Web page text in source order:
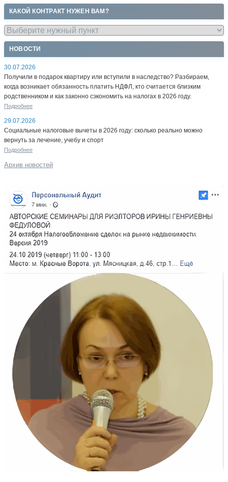
КАКОЙ КОНТРАКТ НУЖЕН ВАМ?
НОВОСТИ
30.07.2026
Получили в подарок квартиру или вступили в наследство? Разбираем,
когда возникает обязанность платить НДФЛ, кто считается близким
родственником и как законно сэкономить на налогах в 2026 году.
Подробнее
29.07.2026
Социальные налоговые вычеты в 2026 году: сколько реально можно
вернуть за лечение, учебу и спорт
Подробнее
Архив новостей